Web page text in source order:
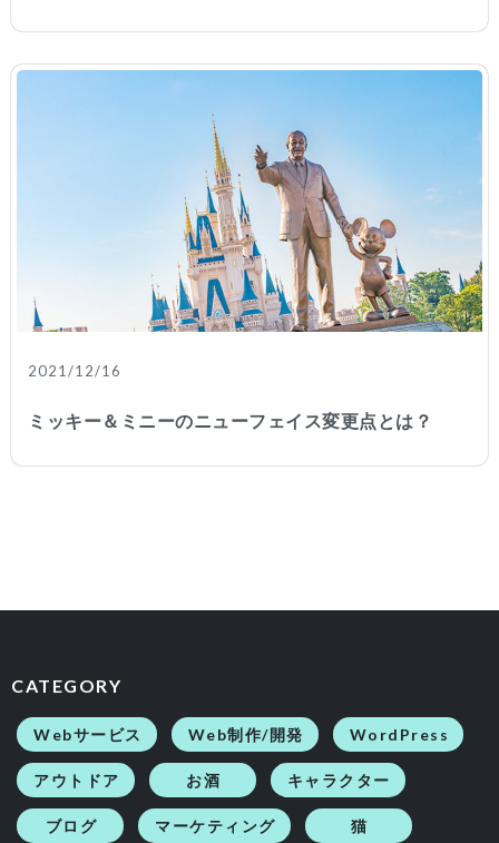
2021/12/16
ミッキー＆ミニーのニューフェイス変更点とは？
CATEGORY
Webサービス Web制作/開発 WordPress
アウトドア お酒 キャラクター
ブログ マーケティング 猫